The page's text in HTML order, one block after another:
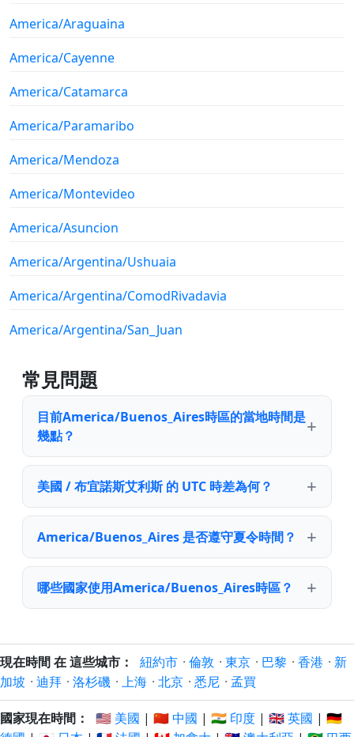
America/Araguaina
America/Cayenne
America/Catamarca
America/Paramaribo
America/Mendoza
America/Montevideo
America/Asuncion
America/Argentina/Ushuaia
America/Argentina/ComodRivadavia
America/Argentina/San_Juan
常見問題
目前America/Buenos_Aires時區的當地時間是
幾點？
美國 / 布宜諾斯艾利斯 的 UTC 時差為何？
America/Buenos_Aires 是否遵守夏令時間？
哪些國家使用America/Buenos_Aires時區？
現在時間 在 這些城市： 紐約市 · 倫敦 · 東京 · 巴黎 · 香港 · 新
加坡 · 迪拜 · 洛杉磯 · 上海 · 北京 · 悉尼 · 孟買
國家現在時間： 🇺🇸 美國 | 🇨🇳 中國 | 🇮🇳 印度 | 🇬🇧 英國 | 🇩🇪